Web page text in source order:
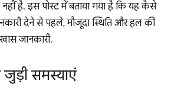
है. इस पोस्ट में बताया गया है कि यह कैसे
देने से पहले, मौजूदा स्थिति और हल की
जानकारी.
समस्याएं